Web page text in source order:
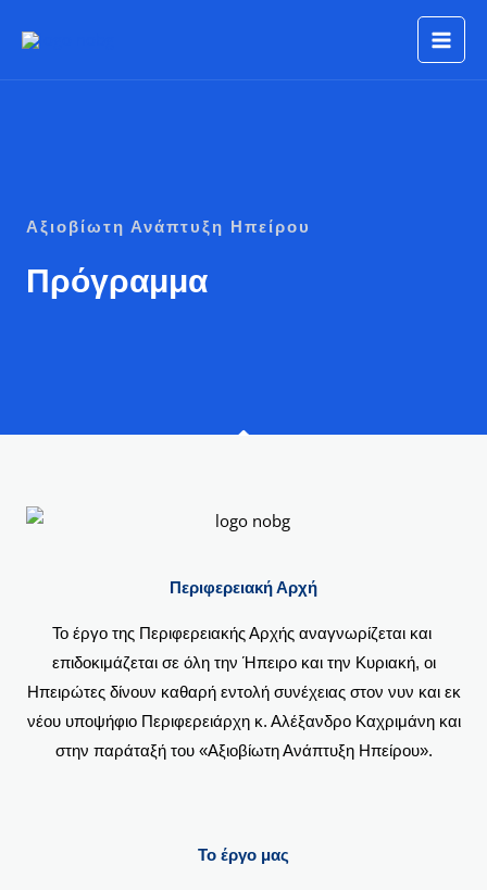
στο
Αξιοβίωτη Ανάπτυξη Ηπείρου
Πρόγραμμα
Περιφερειακή Αρχή
Το έργο της Περιφερειακής Αρχής αναγνωρίζεται και
επιδοκιμάζεται σε όλη την Ήπειρο και την Κυριακή, οι
Ηπειρώτες δίνουν καθαρή εντολή συνέχειας στον νυν και εκ
νέου υποψήφιο Περιφερειάρχη κ. Αλέξανδρο Καχριμάνη και
στην παράταξή του «Αξιοβίωτη Ανάπτυξη Ηπείρου».
Το έργο μας